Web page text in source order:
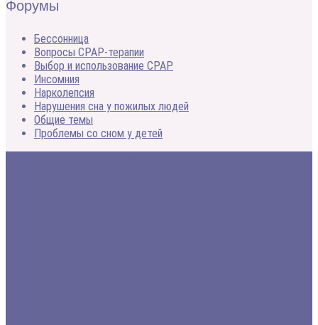
Форумы
Бессонница
Вопросы CPAP-терапии
Выбор и использование CPAP
Инсомния
Нарколепсия
Нарушения сна у пожилых людей
Общие темы
Проблемы со сном у детей